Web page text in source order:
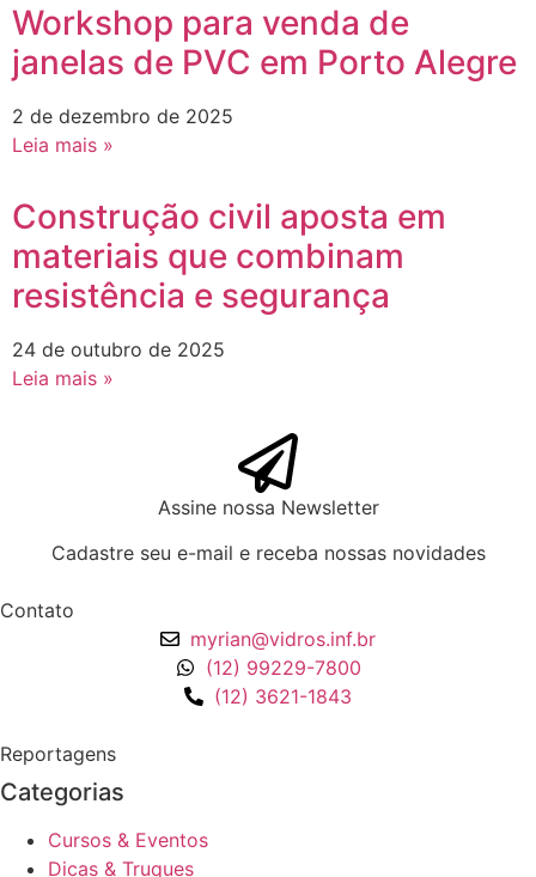
Workshop para venda de
janelas de PVC em Porto Alegre
2 de dezembro de 2025
Leia mais »
Construção civil aposta em
materiais que combinam
resistência e segurança
24 de outubro de 2025
Leia mais »
Assine nossa Newsletter
Cadastre seu e-mail e receba nossas novidades
Contato
myrian@vidros.inf.br
(12) 99229-7800
(12) 3621-1843
Reportagens
Categorias
Cursos & Eventos
Dicas & Truques